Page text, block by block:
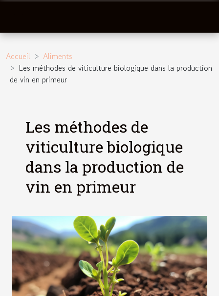
Accueil
Aliments
Les méthodes de viticulture biologique dans la production
de vin en primeur
Les méthodes de
viticulture biologique
dans la production de
vin en primeur